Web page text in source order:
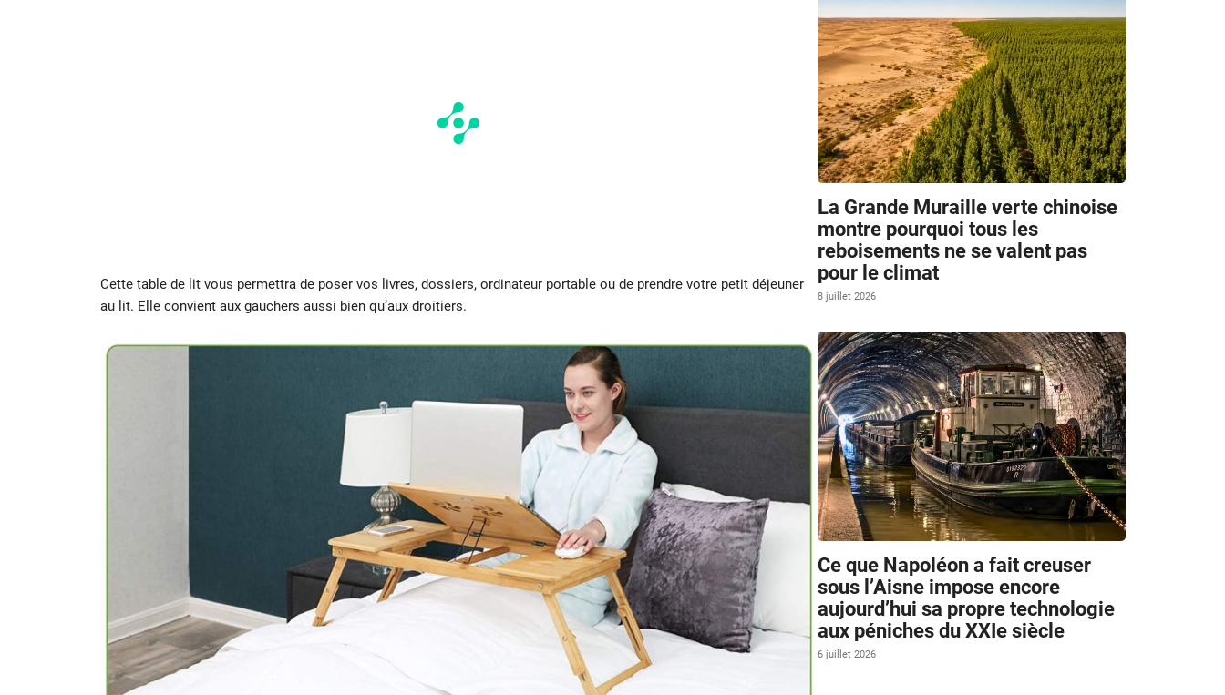
Cette table de lit vous permettra de poser vos livres, dossiers, ordinateur portable ou de prendre votre petit déjeuner
au lit. Elle convient aux gauchers aussi bien qu’aux droitiers.
La Grande Muraille verte chinoise
montre pourquoi tous les
reboisements ne se valent pas
pour le climat
8 juillet 2026
Ce que Napoléon a fait creuser
sous l’Aisne impose encore
aujourd’hui sa propre technologie
aux péniches du XXIe siècle
6 juillet 2026